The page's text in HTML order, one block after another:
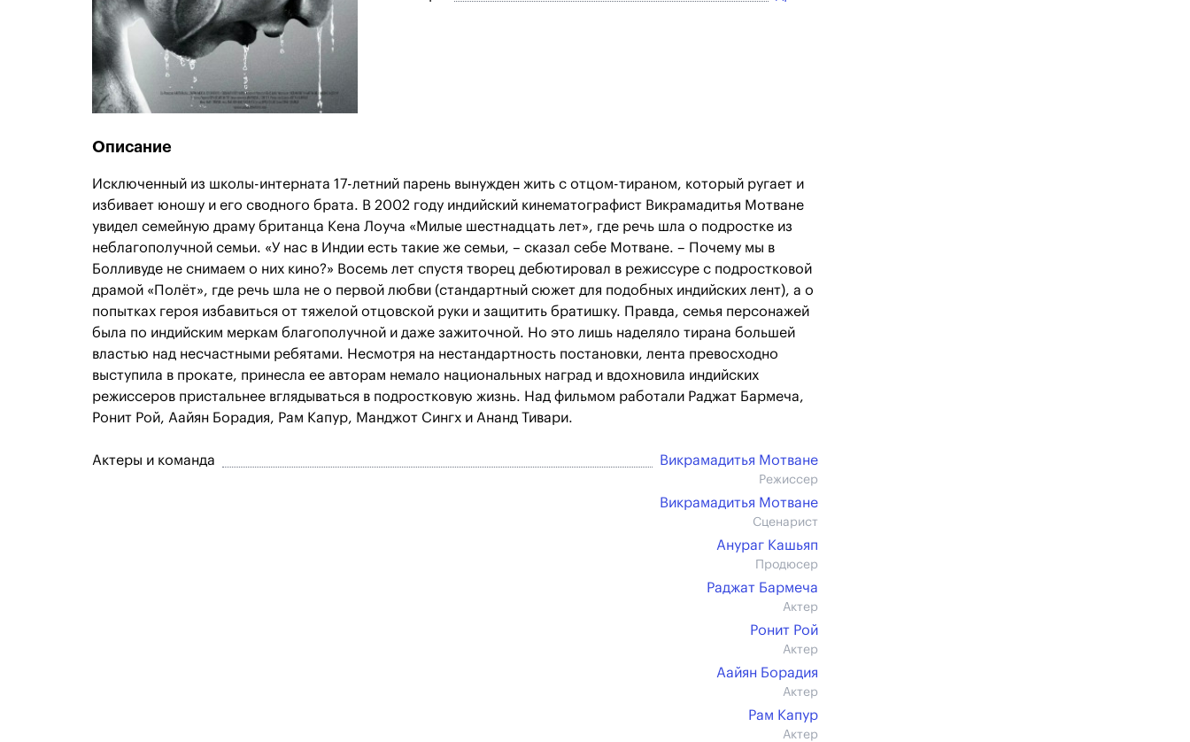
Описание
Исключенный из школы-интерната 17-летний парень вынужден жить с отцом-тираном, который ругает и
избивает юношу и его сводного брата. В 2002 году индийский кинематографист Викрамадитья Мотване
увидел семейную драму британца Кена Лоуча «Милые шестнадцать лет», где речь шла о подростке из
неблагополучной семьи. «У нас в Индии есть такие же семьи, – сказал себе Мотване. – Почему мы в
Болливуде не снимаем о них кино?» Восемь лет спустя творец дебютировал в режиссуре с подростковой
драмой «Полёт», где речь шла не о первой любви (стандартный сюжет для подобных индийских лент), а о
попытках героя избавиться от тяжелой отцовской руки и защитить братишку. Правда, семья персонажей
была по индийским меркам благополучной и даже зажиточной. Но это лишь наделяло тирана большей
властью над несчастными ребятами. Несмотря на нестандартность постановки, лента превосходно
выступила в прокате, принесла ее авторам немало национальных наград и вдохновила индийских
режиссеров пристальнее вглядываться в подростковую жизнь. Над фильмом работали Раджат Бармеча,
Ронит Рой, Аайян Борадия, Рам Капур, Манджот Сингх и Ананд Тивари.
Актеры и команда Викрамадитья Мотване
Режиссер
Викрамадитья Мотване
Сценарист
Анураг Кашьяп
Продюсер
Раджат Бармеча
Актер
Ронит Рой
Актер
Аайян Борадия
Актер
Рам Капур
Актер